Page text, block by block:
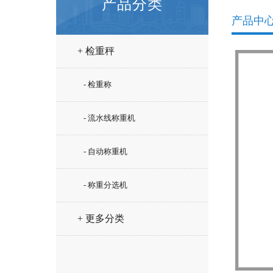
产品分类
+ 检重秤
- 检重称
- 流水线称重机
- 自动称重机
- 称重分选机
+ 更多分类
产品中